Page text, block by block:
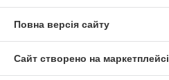
Повна версія сайту
Сайт створено на маркетплейсі